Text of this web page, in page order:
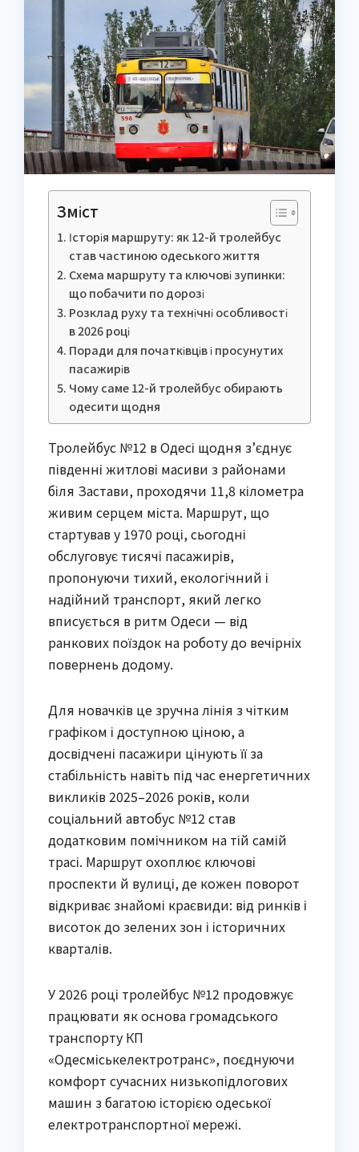
Зміст
Історія маршруту: як 12-й тролейбус
став частиною одеського життя
Схема маршруту та ключові зупинки:
що побачити по дорозі
Розклад руху та технічні особливості
в 2026 році
Поради для початківців і просунутих
пасажирів
Чому саме 12-й тролейбус обирають
одесити щодня
Тролейбус №12 в Одесі щодня з’єднує
південні житлові масиви з районами
біля Застави, проходячи 11,8 кілометра
живим серцем міста. Маршрут, що
стартував у 1970 році, сьогодні
обслуговує тисячі пасажирів,
пропонуючи тихий, екологічний і
надійний транспорт, який легко
вписується в ритм Одеси — від
ранкових поїздок на роботу до вечірніх
повернень додому.
Для новачків це зручна лінія з чітким
графіком і доступною ціною, а
досвідчені пасажири цінують її за
стабільність навіть під час енергетичних
викликів 2025–2026 років, коли
соціальний автобус №12 став
додатковим помічником на тій самій
трасі. Маршрут охоплює ключові
проспекти й вулиці, де кожен поворот
відкриває знайомі краєвиди: від ринків і
висоток до зелених зон і історичних
кварталів.
У 2026 році тролейбус №12 продовжує
працювати як основа громадського
транспорту КП
«Одесміськелектротранс», поєднуючи
комфорт сучасних низькопідлогових
машин з багатою історією одеської
електротранспортної мережі.